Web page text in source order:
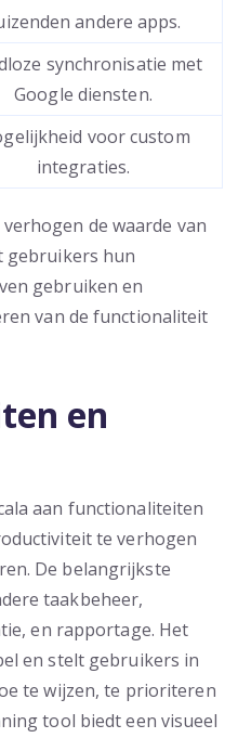
andere apps.
synchronisatie met
Google diensten.
voor custom
integraties.
de waarde van
gebruikers hun
gebruiken en
van de functionaliteit
en
aan functionaliteiten
te verhogen
De belangrijkste
taakbeheer,
en rapportage. Het
en stelt gebruikers in
te wijzen, te prioriteren
tool biedt een visueel